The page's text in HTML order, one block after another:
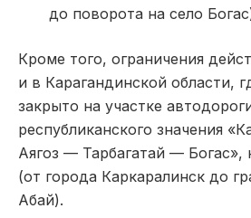
до поворота на село
Кроме того, ограничения
и в Карагандинской области,
закрыто на участке
республиканского значения
Аягоз — Тарбагатай — Богас»,
(от города Каркаралинск до
Абай).